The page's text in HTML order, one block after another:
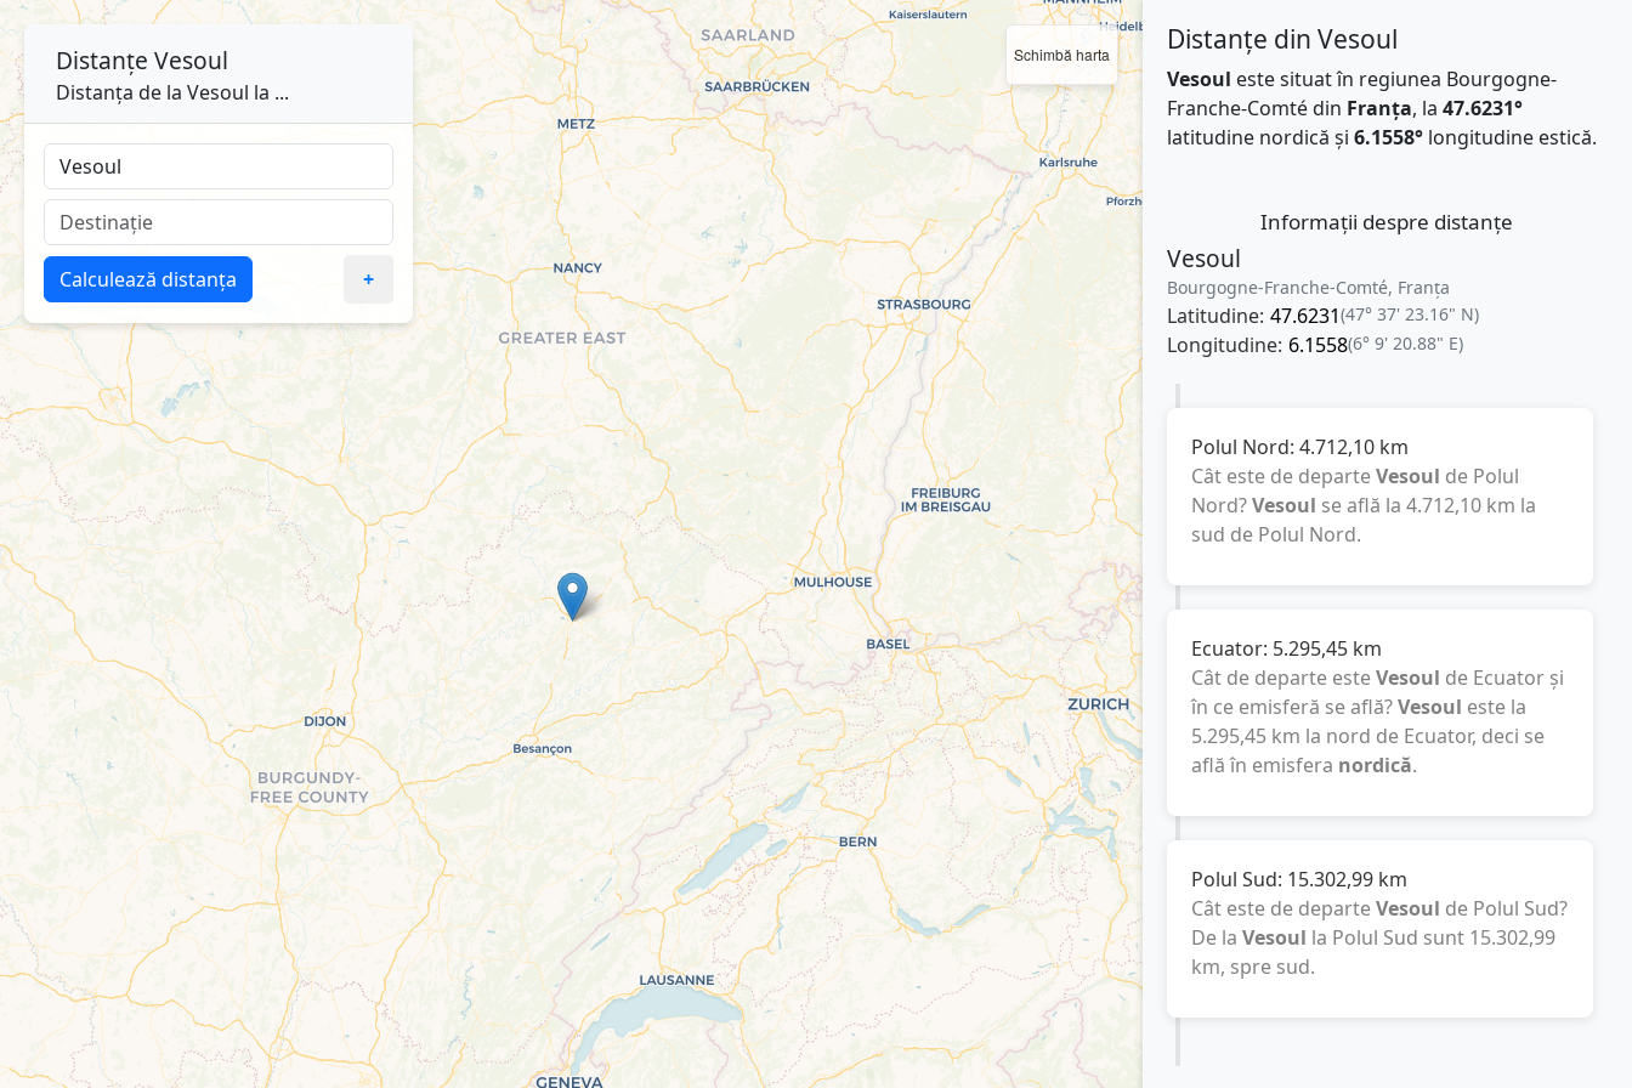
Schimbă harta Distanțe din Vesoul
Vesoul este situat în regiunea Bourgogne-
Franche-Comté din Franţa, la 47.6231°
latitudine nordică și 6.1558°longitudine estică.
Informații despre distanțe
Vesoul
Bourgogne-Franche-Comté, Franţa
Latitudine: 47.6231(47° 37' 23.16" N)
Longitudine: 6.1558(6° 9' 20.88" E)
Polul Nord: 4.712,10 km
Cât este de departeVesoul de Polul
Nord?Vesoul se află la 4.712,10 km la
sud de Polul Nord.
Ecuator: 5.295,45 km
Cât de departe esteVesoul de Ecuator și
în ce emisferă se află?Vesoul este la
5.295,45 km la nord de Ecuator, deci se
află în emisfera nordică.
Polul Sud: 15.302,99 km
Cât este de departeVesoul de Polul Sud?
De la Vesoul la Polul Sud sunt 15.302,99
km, spre sud.
Distanțe Vesoul
Distanța de la Vesoul la ...
Calculează distanța +